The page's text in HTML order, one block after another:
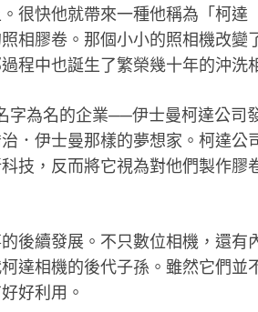
很快他就帶來一種他稱為「柯達
相膠卷。那個小小的照相機改變
程中也誕生了繁榮幾十年的沖洗
字為名的企業──伊士曼柯達公司
．伊士曼那樣的夢想家。柯達公
技，反而將它視為對他們製作膠
後續發展。不只數位相機，還有
達相機的後代子孫。雖然它們並
好利用。